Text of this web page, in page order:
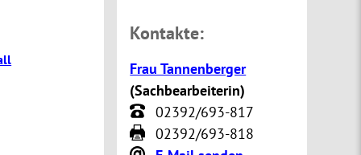
Kontakte:
Frau Tannenberger
(Sachbearbeiterin)
02392/693-817
02392/693-818